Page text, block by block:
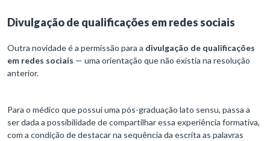
Divulgação de qualificações em redes sociais
Outra novidade é a permissão para a divulgação de qualificações
em redes sociais — uma orientação que não existia na resolução
anterior.
Para o médico que possui uma pós-graduação lato sensu, passa a
ser dada a possibilidade de compartilhar essa experiência formativa,
com a condição de destacar na sequência da escrita as palavras